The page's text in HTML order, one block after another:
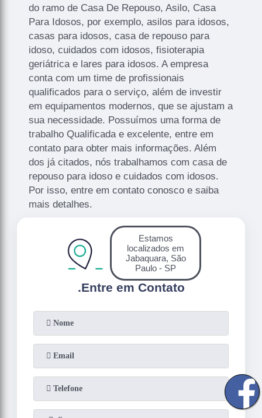
do ramo de Casa De Repouso, Asilo, Casa
Para Idosos, por exemplo, asilos para idosos,
casas para idosos, casa de repouso para
idoso, cuidados com idosos, fisioterapia
geriátrica e lares para idosos. A empresa
conta com um time de profissionais
qualificados para o serviço, além de investir
em equipamentos modernos, que se ajustam a
sua necessidade. Possuímos uma forma de
trabalho Qualificada e excelente, entre em
contato para obter mais informações. Além
dos já citados, nós trabalhamos com casa de
repouso para idoso e cuidados com idosos.
Por isso, entre em contato conosco e saiba
mais detalhes.
.Entre em Contato
Estamos
localizados em
Jabaquara, São
Paulo - SP